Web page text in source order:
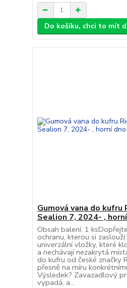
Do košíku, chci to mít
Gumová vana do kufru
Sealion 7, 2024- ,
Obsah balení: 1
ochranu, kterou si
univerzální vložky, které
a nechávají nezakrytá
do kufru od české značky
přesně na míru
Výsledek? Zavazadlový
vypadá, a...